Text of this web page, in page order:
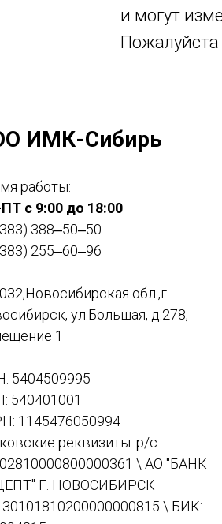
и могут
Пожалуйста
ИМК-Сибирь
работы:
с 9:00 до 18:00
388‒50‒50
255‒60‒96
обл.,г.
ул.Большая, д.278,
1
5404509995
540401001
1145476050994
реквизиты: р/с:
\ АО "БАНК
Г. НОВОСИБИРСК
30101810200000000815 \ БИК: